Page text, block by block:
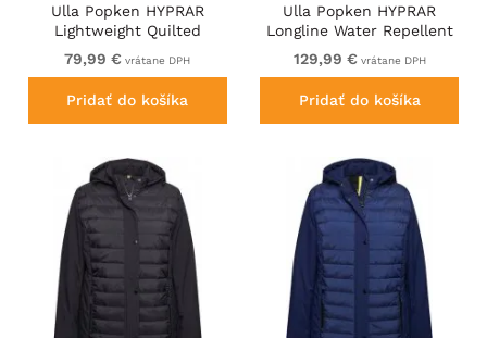
Ulla Popken HYPRAR
Lightweight Quilted
Water-Repellent Jacket
Olive
79,99 € vrátane DPH
Pridať do košíka
Ulla Popken HYPRAR
Longline Water Repellent
Jacket Plum
129,99 € vrátane DPH
Pridať do košíka